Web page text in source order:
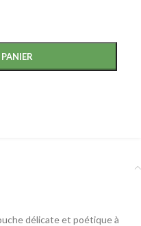
délicate et poétique à